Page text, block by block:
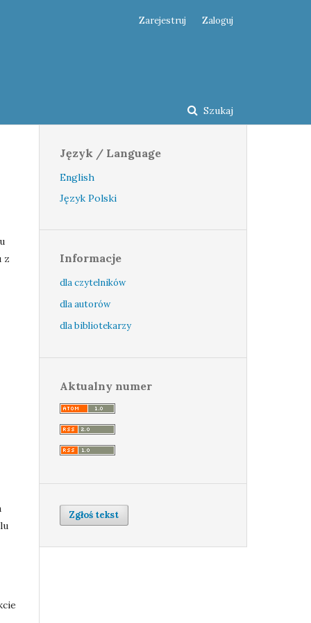
Szukaj
Zarejestruj Zaloguj
z
Język / Language
English
Język Polski
Informacje
dla czytelników
dla autorów
dla bibliotekarzy
Aktualny numer
Zgłoś tekst